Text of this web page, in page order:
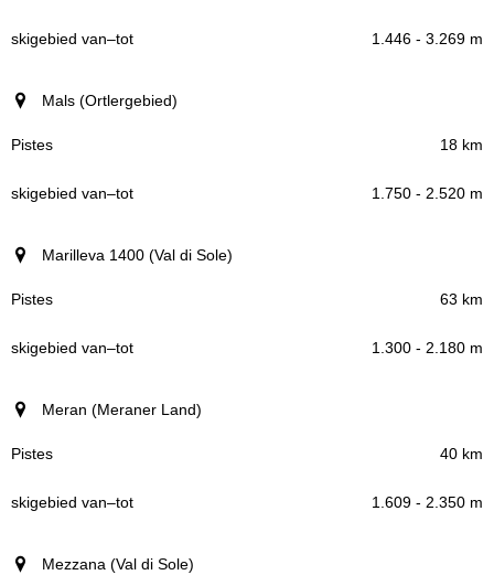
1.446 - 3.269 m
Mals (Ortlergebied)
18 km
1.750 - 2.520 m
Marilleva 1400 (Val di Sole)
63 km
1.300 - 2.180 m
Meran (Meraner Land)
40 km
1.609 - 2.350 m
Mezzana (Val di Sole)